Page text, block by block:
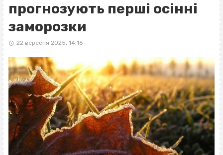
прогнозують перші осінні
заморозки
22 вересня 2025, 14:16